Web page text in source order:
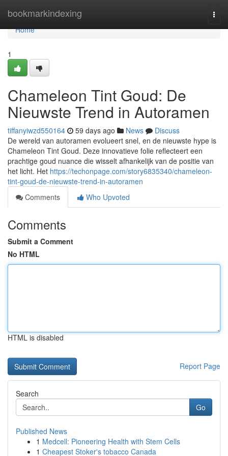
bookmarkindexing
Home
Home
1
Chameleon Tint Goud: De
Nieuwste Trend in Autoramen
tiffanyiwzd550164 59 days ago News
Discuss
De wereld van autoramen evolueert snel, en de nieuwste hype is
Chameleon Tint Goud. Deze innovatieve folie reflecteert een
prachtige goud nuance die wisselt afhankelijk van de positie van
het licht. Het https://techonpage.com/story6835340/chameleon-
tint-goud-de-nieuwste-trend-in-autoramen
Comments
Who Upvoted
Comments
Submit a Comment
No HTML
HTML is disabled
Report Page
Search
Go
Published News
1 Medcell: Pioneering Health with Stem Cells
1 Cheapest Stoker's tobacco Canada